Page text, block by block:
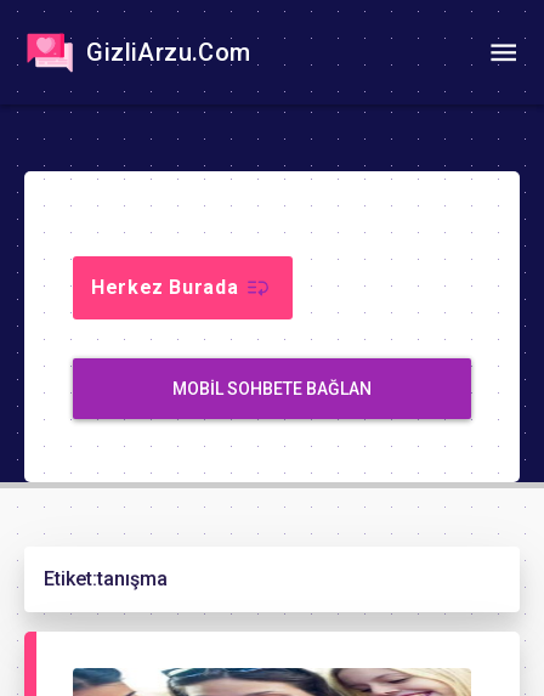
GizliArzu.Com
Herkez Burada
MOBIL SOHBETE BAĞLAN
Etiket:tanışma